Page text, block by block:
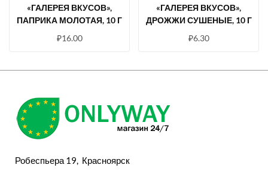
«ГАЛЕРЕЯ ВКУСОВ»,
ПАПРИКА МОЛОТАЯ, 10 Г
₽16.00
«ГАЛЕРЕЯ ВКУСОВ»,
ДРОЖЖИ СУШЕНЫЕ, 10 Г
₽6.30
Робеспьера 19, Красноярск